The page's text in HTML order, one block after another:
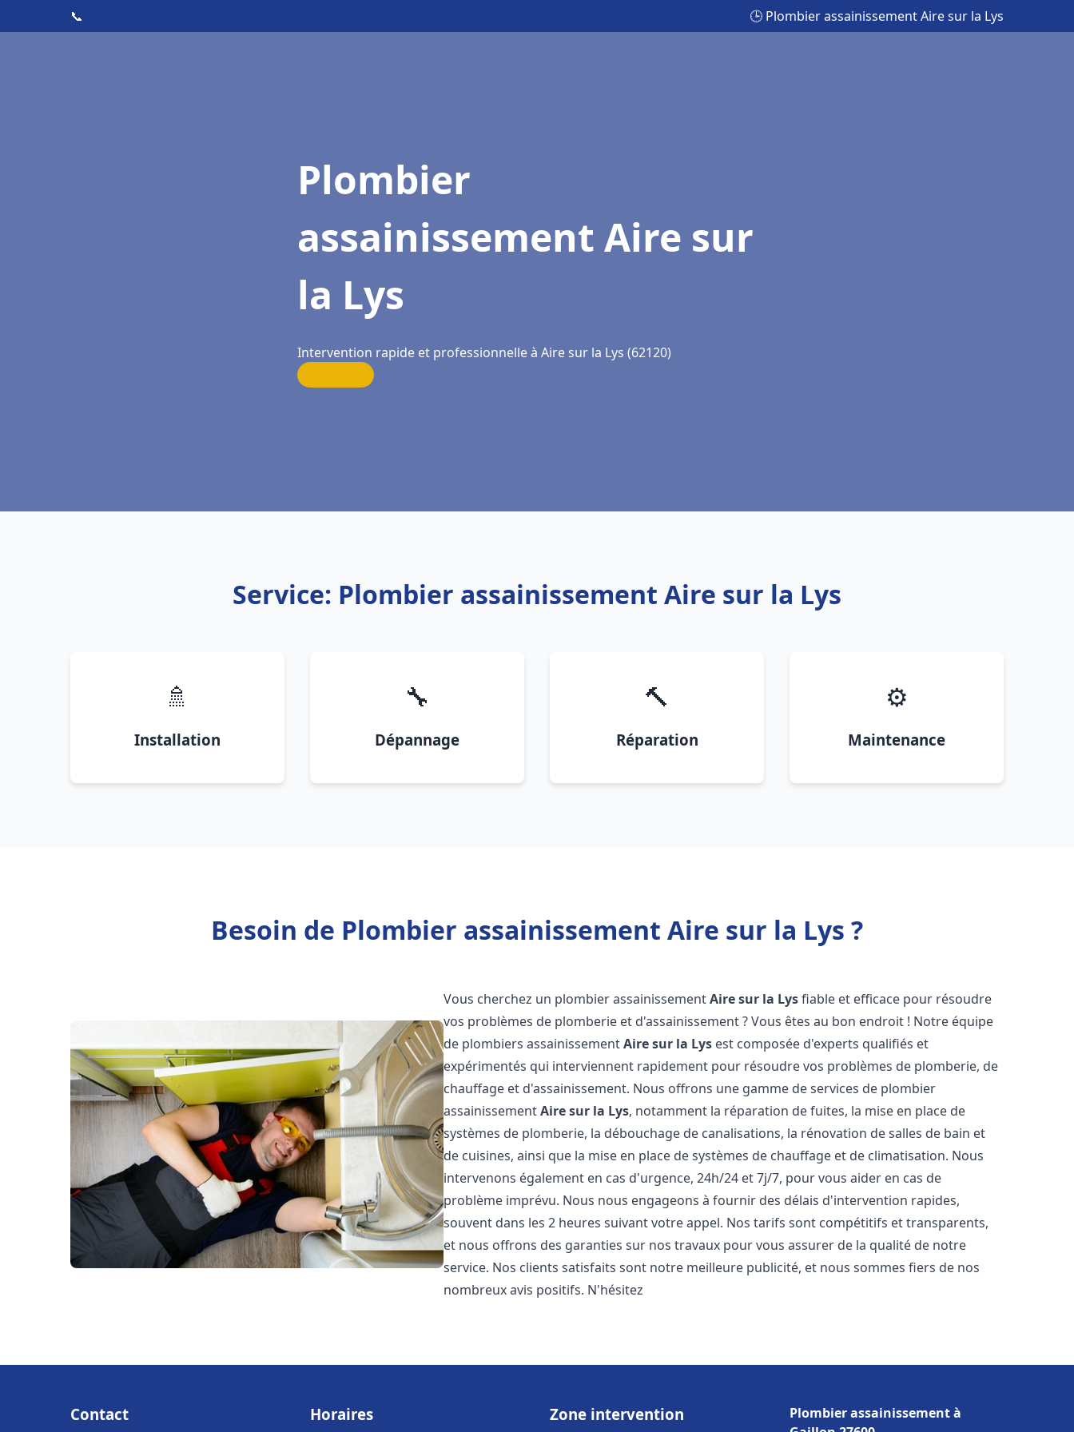
📞 🕒 Plombier assainissement Aire sur la Lys
Plombier
assainissement Aire sur
la Lys
Intervention rapide et professionnelle à Aire sur la Lys (62120)
Service: Plombier assainissement Aire sur la Lys
🚿
Installation
🔧
Dépannage
🔨
Réparation
⚙️
Maintenance
Besoin de Plombier assainissement Aire sur la Lys ?
Vous cherchez un plombier assainissementAire sur la Lysfiable et efficace pour résoudre
vos problèmes de plomberie et d'assainissement ? Vous êtes au bon endroit ! Notre équipe
de plombiers assainissementAire sur la Lys est composée d'experts qualifiés et
expérimentés qui interviennent rapidement pour résoudre vos problèmes de plomberie, de
chauffage et d'assainissement. Nous offrons une gamme de services de plombier
assainissementAire sur la Lys, notamment la réparation de fuites, la mise en place de
systèmes de plomberie, la débouchage de canalisations, la rénovation de salles de bain et
de cuisines, ainsi que la mise en place de systèmes de chauffage et de climatisation. Nous
intervenons également en cas d'urgence, 24h/24 et 7j/7, pour vous aider en cas de
problème imprévu. Nous nous engageons à fournir des délais d'intervention rapides,
souvent dans les 2 heures suivant votre appel. Nos tarifs sont compétitifs et transparents,
et nous offrons des garanties sur nos travaux pour vous assurer de la qualité de notre
service. Nos clients satisfaits sont notre meilleure publicité, et nous sommes fiers de nos
nombreux avis positifs. N'hésitez
Contact Horaires Zone intervention
Plombier assainissement à